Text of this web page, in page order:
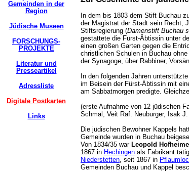
Gemeinden in der
Region
Jüdische Museen
FORSCHUNGS-
PROJEKTE
Literatur und
Presseartikel
Adressliste
Digitale Postkarten
Links
In dem bis 1803 dem Stift Buchau
der Magistrat der Stadt sein Recht,
Stiftsregierung (Damenstift Buchau
gestattete die Fürst-Äbtissin unter
einen großen Garten gegen die
christlichen Schulen in Buchau
der Synagoge, über Rabbiner,
In den folgenden Jahren
im Beisein der Fürst-Äbtissin mit
am Sabbatmorgen predigte.
(erste Aufnahme von 12 jüdischen
Schmal, Veit Raf. Neuburger, Isak
Die jüdischen Bewohner Kappels
Gemeinde wurden in Buchau
Von 1834/35 war Leopold
1867 in Hechingen als Fabrikant
Niederstetten, seit 1867 in
Gemeinden Buchau und Kappel